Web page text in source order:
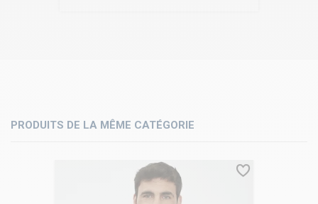
PRODUITS DE LA MÊME CATÉGORIE